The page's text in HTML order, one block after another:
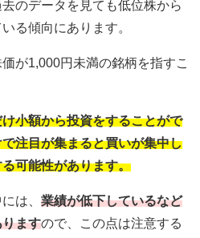
のデータを見ても低位株から
る傾向にあります。
が1,000円未満の銘柄を指すこ
小額から投資をすることがで
注目が集まると買いが集中し
可能性があります。
は、 業績が低下しているなど
ますので、この点は注意する